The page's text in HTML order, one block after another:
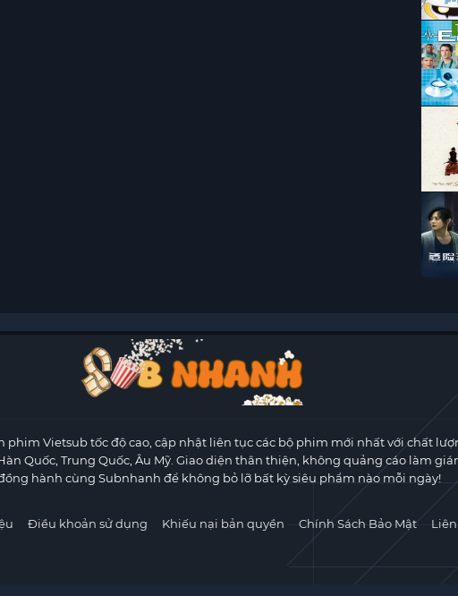
phim Vietsub tốc độ cao, cập nhật liên tục các bộ phim mới nhất với chất
Quốc, Trung Quốc, Âu Mỹ. Giao diện thân thiện, không quảng cáo làm
hành cùng Subnhanh để không bỏ lỡ bất kỳ siêu phẩm nào mỗi ngày!
Điều khoản sử dụng Khiếu nại bản quyền Chính Sách Bảo Mật